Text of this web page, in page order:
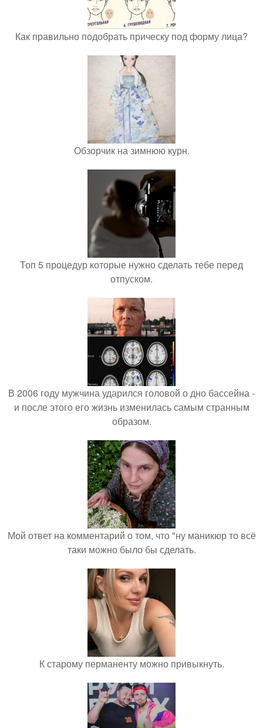
Как правильно подобрать прическу под форму лица?
Обзорчик на зимнюю курн.
Топ 5 процедур которые нужно сделать тебе перед
отпуском.
В 2006 году мужчина ударился головой о дно бассейна -
и после этого его жизнь изменилась самым странным
образом.
Мой ответ на комментарий о том, что "ну маникюр то всё
таки можно было бы сделать.
К старому перманенту можно привыкнуть.